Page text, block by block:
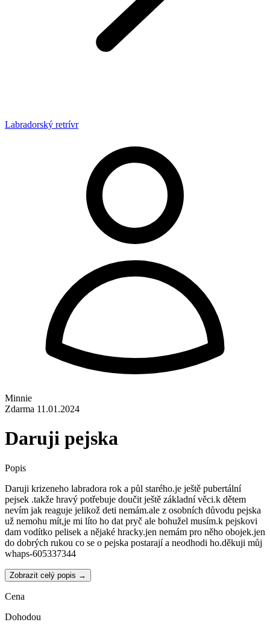
Labradorský retrívr
Minnie
Zdarma 11.01.2024
Daruji pejska
Popis
Daruji krizeneho labradora rok a půl starého.je ještě pubertální
pejsek .takže hravý potřebuje doučit ještě základní věci.k dětem
nevím jak reaguje jelikož deti nemám.ale z osobních důvodu pejska
už nemohu mít,je mi líto ho dat pryč ale bohužel musím.k pejskovi
dam vodítko pelisek a nějaké hracky.jen nemám pro něho obojek.jen
do dobrých rukou co se o pejska postarají a neodhodi ho.děkuji můj
whaps-605337344
Zobrazit celý popis →
Cena
Dohodou